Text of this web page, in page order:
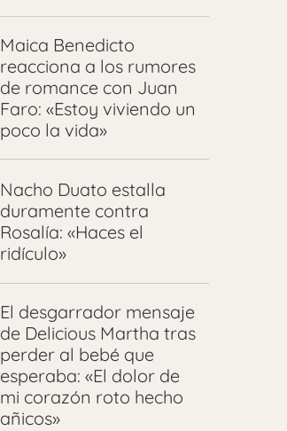
Maica Benedicto
reacciona a los rumores
de romance con Juan
Faro: «Estoy viviendo un
poco la vida»
Nacho Duato estalla
duramente contra
Rosalía: «Haces el
ridículo»
El desgarrador mensaje
de Delicious Martha tras
perder al bebé que
esperaba: «El dolor de
mi corazón roto hecho
añicos»